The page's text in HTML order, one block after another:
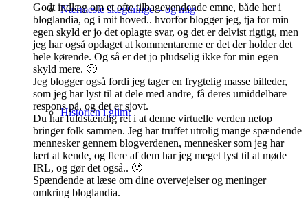
Nærmeste slægtninge – og mig
Historien i glimt
Godt indlæg om et ofte tilbagevendende emne, både her i
bloglandia, og i mit hoved.. hvorfor blogger jeg, tja for min
egen skyld er jo det oplagte svar, og det er delvist rigtigt, men
jeg har også opdaget at kommentarerne er det der holder det
hele kørende. Og så er det jo pludselig ikke for min egen
skyld mere. 🙂
Jeg blogger også fordi jeg tager en frygtelig masse billeder,
som jeg har lyst til at dele med andre, få deres umiddelbare
respons på, og det er sjovt.
Du har fuldstændig ret i at denne virtuelle verden netop
bringer folk sammen. Jeg har truffet utrolig mange spændende
mennesker gennem blogverdenen, mennesker som jeg har
lært at kende, og flere af dem har jeg meget lyst til at møde
IRL, og gør det også.. 🙂
Spændende at læse om dine overvejelser og meninger
omkring bloglandia.